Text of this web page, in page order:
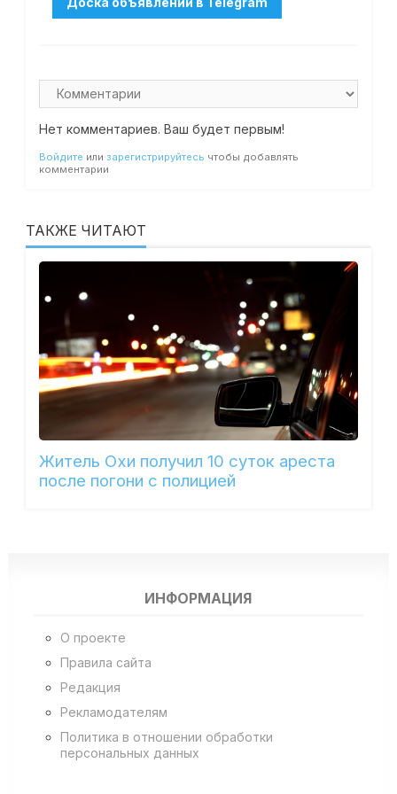
Нет комментариев. Ваш будет первым!
Войдите или зарегистрируйтесь чтобы добавлять
комментарии
ТАКЖЕ ЧИТАЮТ
Житель Охи получил 10 суток ареста
после погони с полицией
ИНФОРМАЦИЯ
О проекте
Правила сайта
Редакция
Рекламодателям
Политика в отношении обработки
персональных данных